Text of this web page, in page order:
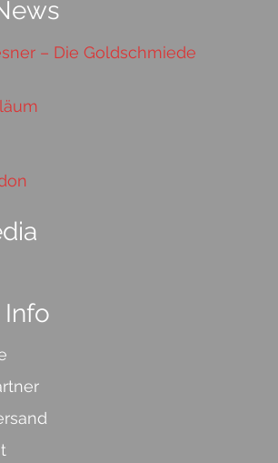
– Die Goldschmiede
Info